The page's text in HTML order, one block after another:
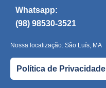
Whatsapp:
(98) 98530-3521
Nossa localização: São Luís, MA
Política de Privacidade